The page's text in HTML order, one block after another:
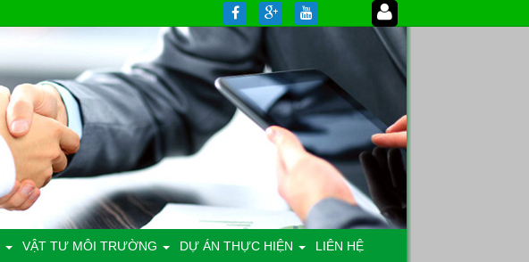
VẬT TƯ MÔI TRƯỜNG DỰ ÁN THỰC HIỆN LIÊN HỆ